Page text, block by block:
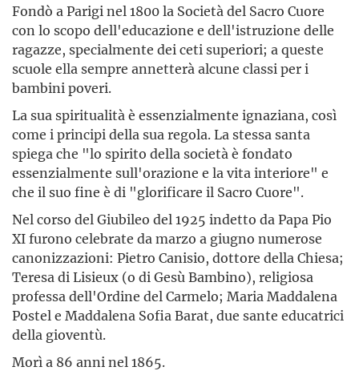
Fondò a Parigi nel 1800 la Società del Sacro Cuore
con lo scopo dell'educazione e dell'istruzione delle
ragazze, specialmente dei ceti superiori; a queste
scuole ella sempre annetterà alcune classi per i
bambini poveri.
La sua spiritualità è essenzialmente ignaziana, così
come i principi della sua regola. La stessa santa
spiega che "lo spirito della società è fondato
essenzialmente sull'orazione e la vita interiore" e
che il suo fine è di "glorificare il Sacro Cuore".
Nel corso del Giubileo del 1925 indetto da Papa Pio
XI furono celebrate da marzo a giugno numerose
canonizzazioni: Pietro Canisio, dottore della Chiesa;
Teresa di Lisieux (o di Gesù Bambino), religiosa
professa dell'Ordine del Carmelo; Maria Maddalena
Postel e Maddalena Sofia Barat, due sante educatrici
della gioventù.
Morì a 86 anni nel 1865.